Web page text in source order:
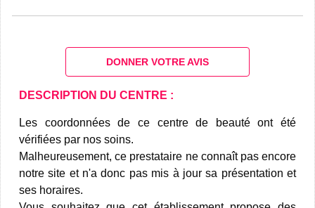
DONNER VOTRE AVIS
DESCRIPTION DU CENTRE :
Les coordonnées de ce centre de beauté ont été
vérifiées par nos soins.
Malheureusement, ce prestataire ne connaît pas encore
notre site et n'a donc pas mis à jour sa présentation et
ses horaires.